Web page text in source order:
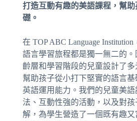
打造互動有趣的美語課程，幫
礎。
在 TOP ABC Language
語言學習旅程都是獨一無二的
齡層和學習階段的兒童設計了
幫助孩子從小打下堅實的語言
英語運用能力。我們的兒童美
法、互動性強的活動，以及對
解，為學生營造了一個既有趣又